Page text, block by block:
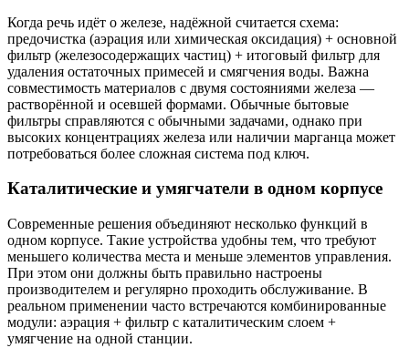
Когда речь идёт о железе, надёжной считается схема:
предочистка (аэрация или химическая оксидация) + основной
фильтр (железосодержащих частиц) + итоговый фильтр для
удаления остаточных примесей и смягчения воды. Важна
совместимость материалов с двумя состояниями железа —
растворённой и осевшей формами. Обычные бытовые
фильтры справляются с обычными задачами, однако при
высоких концентрациях железа или наличии марганца может
потребоваться более сложная система под ключ.
Каталитические и умягчатели в одном корпусе
Современные решения объединяют несколько функций в
одном корпусе. Такие устройства удобны тем, что требуют
меньшего количества места и меньше элементов управления.
При этом они должны быть правильно настроены
производителем и регулярно проходить обслуживание. В
реальном применении часто встречаются комбинированные
модули: аэрация + фильтр с каталитическим слоем +
умягчение на одной станции.